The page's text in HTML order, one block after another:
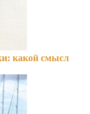
какой смысл